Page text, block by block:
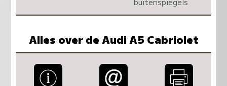
Alles over de Audi A5 Cabriolet